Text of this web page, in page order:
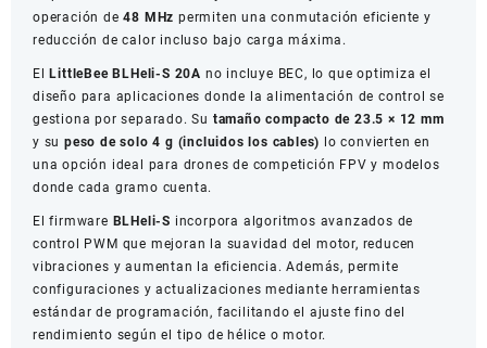
operación de48 MHz permiten una conmutación eficiente y
reducción de calor incluso bajo carga máxima.
ElLittleBee BLHeli-S 20A no incluye BEC, lo que optimiza el
diseño para aplicaciones donde la alimentación de control se
gestiona por separado. Su tamaño compacto de 23.5 × 12 mm
y su peso de solo 4 g (incluidos los cables) lo convierten en
una opción ideal para drones de competición FPV y modelos
donde cada gramo cuenta.
El firmware BLHeli-S incorpora algoritmos avanzados de
control PWM que mejoran la suavidad del motor, reducen
vibraciones y aumentan la eficiencia. Además, permite
configuraciones y actualizaciones mediante herramientas
estándar de programación, facilitando el ajuste fino del
rendimiento según el tipo de hélice o motor.